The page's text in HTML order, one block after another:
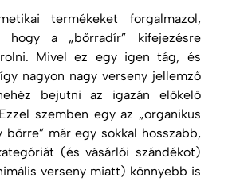
termékeket forgalmazol,
hogy a „bőrradír” kifejezésre
Mivel ez egy igen tág, és
nagyon nagy verseny jellemző
bejutni az igazán előkelő
szemben egy az „organikus
bőrre” már egy sokkal hosszabb,
(és vásárlói szándékot)
verseny miatt) könnyebb is